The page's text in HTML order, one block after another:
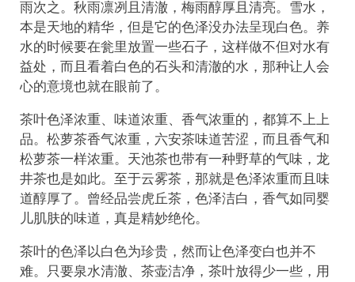
雨次之。秋雨凛冽且清澈，梅雨醇厚且清亮。雪水，
本是天地的精华，但是它的色泽没办法呈现白色。养
水的时候要在瓮里放置一些石子，这样做不但对水有
益处，而且看着白色的石头和清澈的水，那种让人会
心的意境也就在眼前了。
茶叶色泽浓重、味道浓重、香气浓重的，都算不上上
品。松萝茶香气浓重，六安茶味道苦涩，而且香气和
松萝茶一样浓重。天池茶也带有一种野草的气味，龙
井茶也是如此。至于云雾茶，那就是色泽浓重而且味
道醇厚了。曾经品尝虎丘茶，色泽洁白，香气如同婴
儿肌肤的味道，真是精妙绝伦。
茶叶的色泽以白色为珍贵，然而让色泽变白也并不
难。只要泉水清澈、茶壶洁净，茶叶放得少一些，用